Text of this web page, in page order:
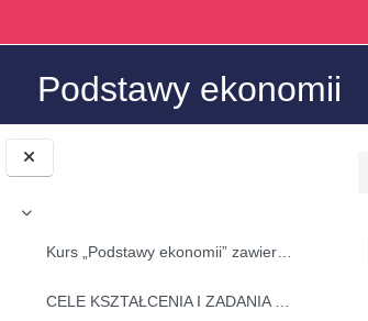
Collapse
Kurs „Podstawy ekonomii” zawiera zestawienie wiedz...
Podstawy ekonomii